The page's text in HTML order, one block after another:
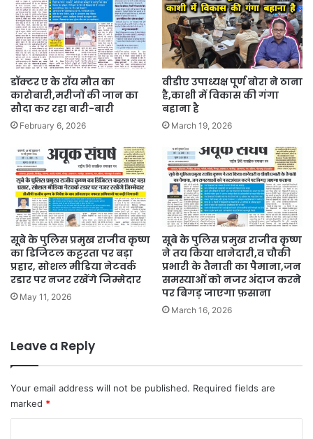
डॉक्टर ए के रॉय मौत का
कारोबारी,मरीजों की जान का
सौदा कर रहा बारी-बारी
February 6, 2026
वीडीए उपाध्यक्ष पूर्ण बोरा ने ठाना
है,काशी में विकास की गंगा
बहाना है
March 19, 2026
सूबे के पुलिस प्रमुख राजीव कृष्ण
का डिजिटल कट्टरता पर बड़ा
प्रहार, सोशल मीडिया नेटवर्क
रडार पर नजर रखेंगे जिम्मेदार
May 11, 2026
सूबे के पुलिस प्रमुख राजीव कृष्ण
ने तय किया थानेदारी,व चौकी
प्रभारी के तैनाती का पैमाना,जन
समस्याओं को नजर अंदाज करने
पर बिगड़ जाएगा फ़साना
March 16, 2026
Leave a Reply
Your email address will not be published. Required fields are
marked *